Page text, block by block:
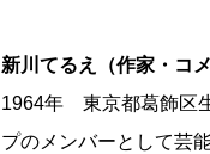
新川てるえ（作家・コ
1964年 東京都葛飾区
プのメンバーとして芸